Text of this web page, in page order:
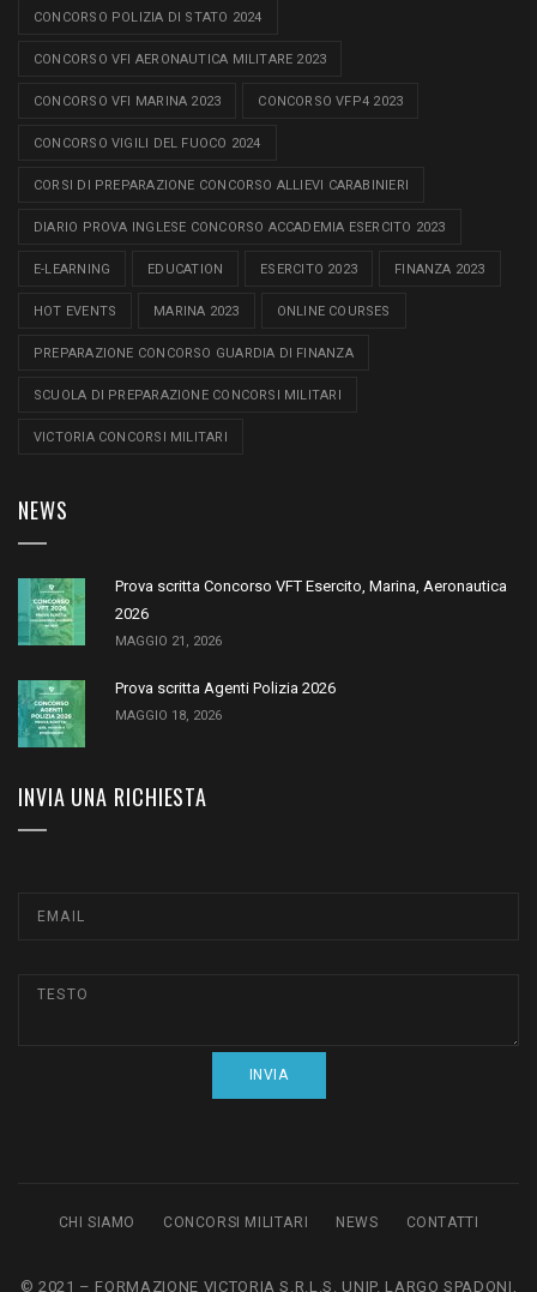
CONCORSO POLIZIA DI STATO 2024
CONCORSO VFI AERONAUTICA MILITARE 2023
CONCORSO VFI MARINA 2023 CONCORSO VFP4 2023
CONCORSO VIGILI DEL FUOCO 2024
CORSI DI PREPARAZIONE CONCORSO ALLIEVI CARABINIERI
DIARIO PROVA INGLESE CONCORSO ACCADEMIA ESERCITO 2023
E-LEARNING EDUCATION ESERCITO 2023 FINANZA 2023
HOT EVENTS MARINA 2023 ONLINE COURSES
PREPARAZIONE CONCORSO GUARDIA DI FINANZA
SCUOLA DI PREPARAZIONE CONCORSI MILITARI
VICTORIA CONCORSI MILITARI
NEWS
Prova scritta Concorso VFT Esercito, Marina, Aeronautica
2026
MAGGIO 21, 2026
Prova scritta Agenti Polizia 2026
MAGGIO 18, 2026
INVIA UNA RICHIESTA
CHI SIAMO CONCORSI MILITARI NEWS CONTATTI
© 2021 – FORMAZIONE VICTORIA S.R.L.S. UNIP. LARGO SPADONI,